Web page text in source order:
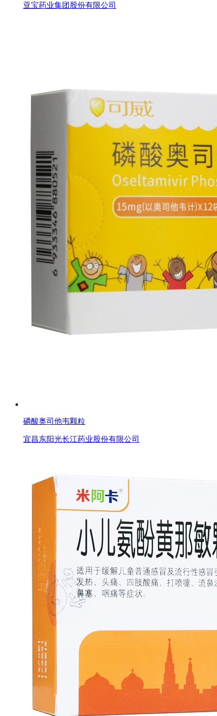
亚宝药业集团股份有限公司
磷酸奥司他韦颗粒
宜昌东阳光长江药业股份有限公司